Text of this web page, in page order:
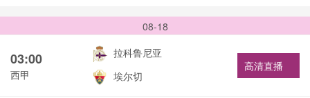
08-18
03:00
西甲
拉科鲁尼亚
埃尔切
高清直播